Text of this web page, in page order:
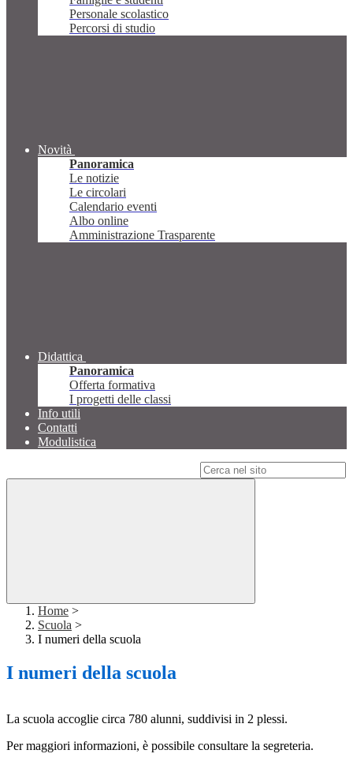
Personale scolastico
Percorsi di studio
Novità
Panoramica
Le notizie
Le circolari
Calendario eventi
Albo online
Amministrazione Trasparente
Didattica
Panoramica
Offerta formativa
I progetti delle classi
Info utili
Contatti
Modulistica
Home >
Scuola >
I numeri della scuola
I numeri della scuola
La scuola accoglie circa 780 alunni, suddivisi in 2 plessi.
Per maggiori informazioni, è possibile consultare la segreteria.